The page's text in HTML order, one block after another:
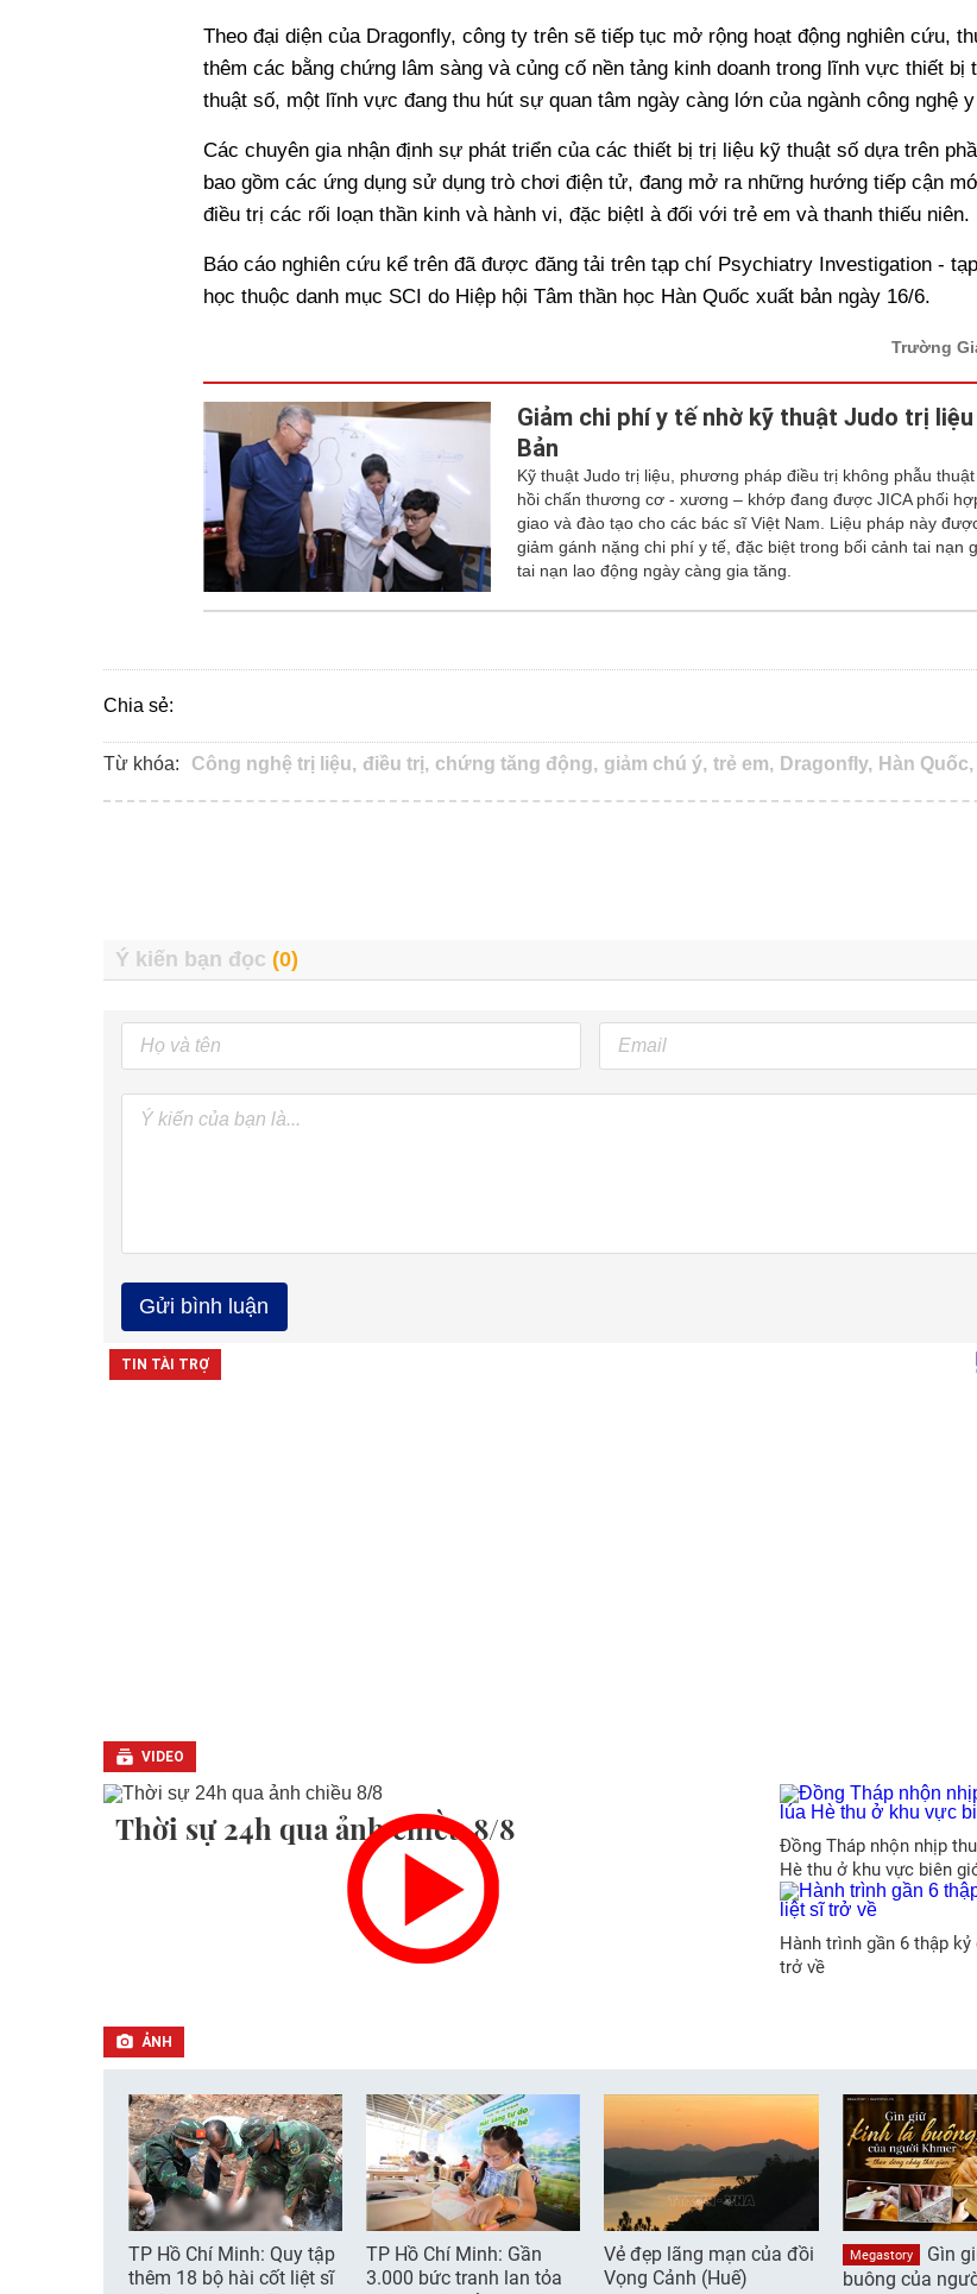
Theo đại diện của Dragonfly, công ty trên sẽ tiếp tục mở rộng hoạt động nghiên cứu,
thêm các bằng chứng lâm sàng và củng cố nền tảng kinh doanh trong lĩnh vực thiết bị
thuật số, một lĩnh vực đang thu hút sự quan tâm ngày càng lớn của ngành công nghệ
Các chuyên gia nhận định sự phát triển của các thiết bị trị liệu kỹ thuật số dựa trên
bao gồm các ứng dụng sử dụng trò chơi điện tử, đang mở ra những hướng tiếp cận
điều trị các rối loạn thần kinh và hành vi, đặc biệtl à đối với trẻ em và thanh thiếu niên.
Báo cáo nghiên cứu kể trên đã được đăng tải trên tạp chí Psychiatry Investigation -
học thuộc danh mục SCI do Hiệp hội Tâm thần học Hàn Quốc xuất bản ngày 16/6.
Trường
Giảm chi phí y tế nhờ kỹ thuật Judo trị
Bản
Kỹ thuật Judo trị liệu, phương pháp điều trị không phẫu
hồi chấn thương cơ - xương – khớp đang được JICA phối
giao và đào tạo cho các bác sĩ Việt Nam. Liệu pháp này
giảm gánh nặng chi phí y tế, đặc biệt trong bối cảnh tai nạn
tai nạn lao động ngày càng gia tăng.
Chia sẻ:
Từ khóa: Công nghệ trị liệu, điều trị, chứng tăng động, giảm chú ý, trẻ em, Dragonfly, Hàn Quốc,
VIDEO
Thời sự 24h qua ảnh chiều 8/8
Đồng Tháp nhộn nhịp
Hè thu ở khu vực biên
Hành trình gần 6 thập
trở về
ẢNH
TP Hồ Chí Minh: Quy tập
thêm 18 bộ hài cốt liệt sĩ
TP Hồ Chí Minh: Gần
3.000 bức tranh lan tỏa
Vẻ đẹp lãng mạn của đồi
Vọng Cảnh (Huế)
Megastory
Gìn
buông của